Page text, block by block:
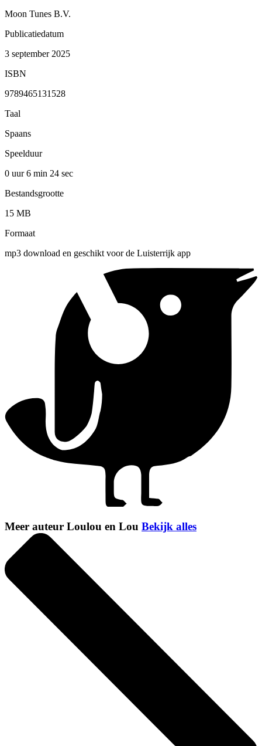
Moon Tunes B.V.
Publicatiedatum
3 september 2025
ISBN
9789465131528
Taal
Spaans
Speelduur
0 uur 6 min 24 sec
Bestandsgrootte
15 MB
Formaat
mp3 download en geschikt voor de Luisterrijk app
Meer auteur Loulou en Lou Bekijk alles